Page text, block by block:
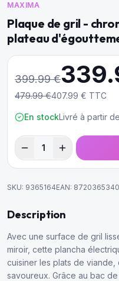
MAXIMA
Plaque de gril -
plateau
399.99€
479.99€407.99 € TTC
En stockLivré à partir
1
SKU: 9365164EAN:
Description
Avec une surface de gril
miroir, cette plancha
cuisiner les plats de
savoureux. Grâce au bac